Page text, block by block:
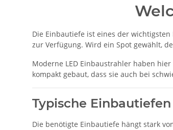
Die Einbautiefe ist eines der
zur Verfügung. Wird ein Spot gewählt,
Moderne LED Einbaustrahler haben
kompakt gebaut, dass sie auch bei
Typische
Die benötigte Einbautiefe hängt stark